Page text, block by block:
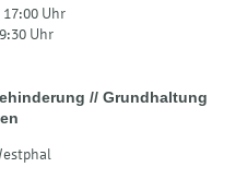
17:00 Uhr
Uhr
// Grundhaltung